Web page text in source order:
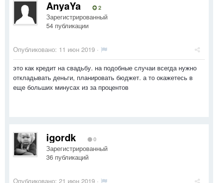
AnyaYa 2
Зарегистрированный
54 публикации
Опубликовано: 11 июн 2019 ·
это как кредит на свадьбу. на подобные случаи всегда нужно
откладывать деньги, планировать бюджет. а то окажетесь в
еще больших минусах из за процентов
igordk 0
Зарегистрированный
36 публикаций
Опубликовано: 21 июн 2019 ·